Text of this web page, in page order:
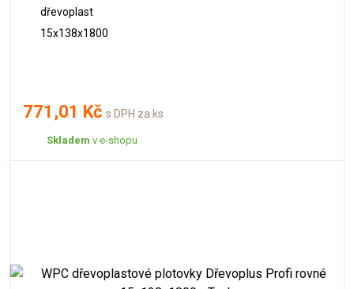
dřevoplast
15x138x1800
771,01 Kč s DPH za ks
Skladem v e-shopu